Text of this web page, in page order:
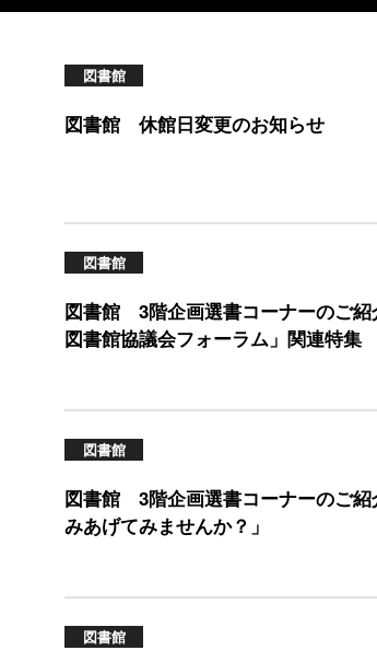
図書館
図書館 休館日変更のお知らせ
図書館
図書館 3階企画選書コーナーのご
図書館協議会フォーラム」関連特集
図書館
図書館 3階企画選書コーナーのご
みあげてみませんか？」
図書館